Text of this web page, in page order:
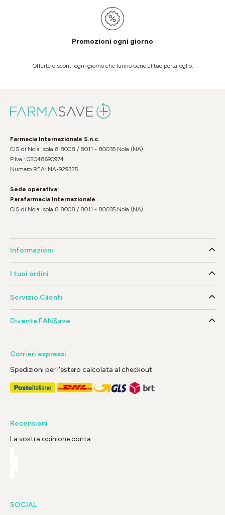
Promozioni ogni giorno
Offerte e sconti ogni giorno che fanno bene al tuo portafoglio.
Farmacia Internazionale S.n.c.
CIS di Nola Isola 8 8008 / 8011 - 80035 Nola (NA)
P.Iva : 02048690974
Numero REA: NA-929325
Sede operativa:
Parafarmacia Internazionale
CIS di Nola Isola 8 8008 / 8011 - 80035 Nola (NA)
Informazioni
I tuoi ordini
Servizio Clienti
Diventa FANSave
Corrieri espressi
Spedizioni per l'estero calcolata al checkout
Recensioni
La vostra opinione conta
SOCIAL